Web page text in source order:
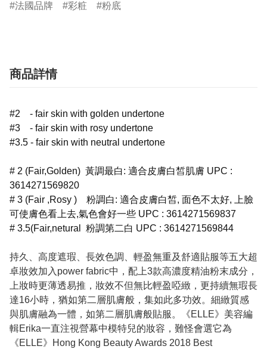
法國品牌 彩粧 粉底
商品詳情
#2 - fair skin with golden undertone
#3 - fair skin with rosy undertone
#3.5 - fair skin with neutral undertone
# 2 (Fair,Golden) 黃調最白: 適合皮膚白皙肌膚 UPC :
3614271569820
# 3 (Fair ,Rosy ) 粉調白: 適合皮膚白皙, 面色不太好, 上臉
可使膚色看上去,氣色會好一些 UPC : 3614271569837
# 3.5(Fair,netural 粉調第二白 UPC : 3614271569844
持久、高度遮瑕、長效色調、輕盈無重及舒適貼服等五大超
卓妝效加入power fabric中，配上3款高濃度精油粉末成分，
上妝時更薄透易推，妝效不但無比輕盈啞緻，更持續無瑕長
達16小時，猶如第二層肌膚般，集如此多功效。細緻質感
與肌膚融為一體，如第二層肌膚般貼服。《ELLE》美容編
輯Erika一直注視營幕中模特兒的妝容，難怪會選它為
《ELLE》Hong Kong Beauty Awards 2018 Best